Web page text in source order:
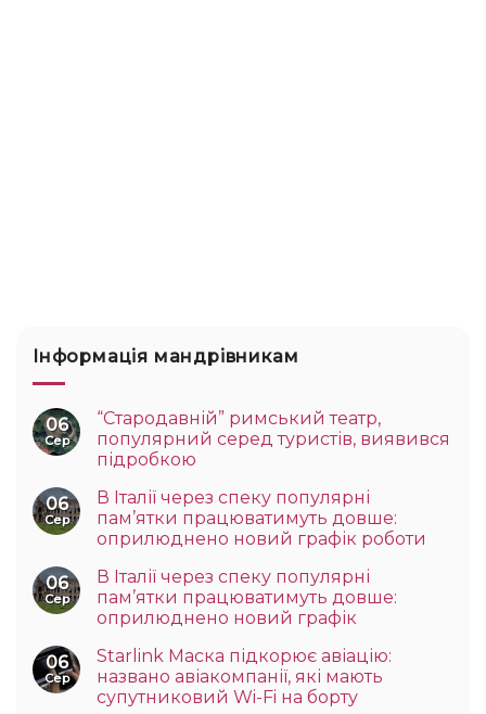
Інформація мандрівникам
06
Сер
“Стародавній” римський театр,
популярний серед туристів, виявився
підробкою
06
Сер
В Італії через спеку популярні
пам’ятки працюватимуть довше:
оприлюднено новий графік роботи
06
Сер
В Італії через спеку популярні
пам’ятки працюватимуть довше:
оприлюднено новий графік
06
Сер
Starlink Маска підкорює авіацію:
названо авіакомпанії, які мають
супутниковий Wi-Fi на борту